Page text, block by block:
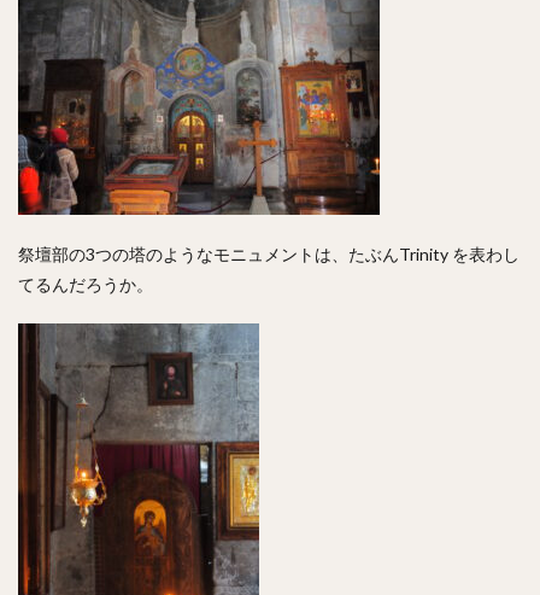
祭壇部の3つの塔のようなモニュメントは、たぶんTrinity を表わし
てるんだろうか。